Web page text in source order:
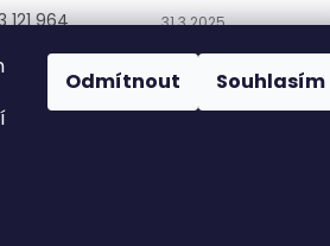
Odmítnout Souhlasím
121 964
121 964
31.3.2025